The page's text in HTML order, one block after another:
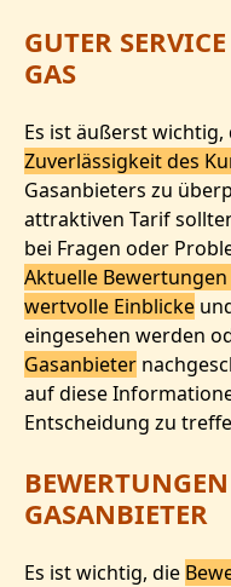
GUTER
GAS
Es ist äußerst wichtig,
Zuverlässigkeit des
Gasanbieters zu
attraktiven Tarif
bei Fragen oder
Aktuelle
wertvolle Einblicke
eingesehen werden
Gasanbieter
auf diese
Entscheidung zu
GASANBIETER
Es ist wichtig, die